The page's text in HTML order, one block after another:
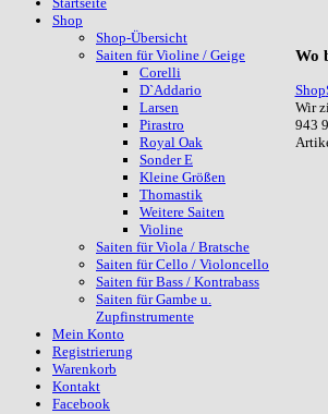
Wo
Shop
Wir
943
Shop
Shop-Übersicht
Saiten für Violine / Geige
Corelli
D`Addario
Larsen
Pirastro
Royal Oak
Sonder E
Kleine Größen
Thomastik
Weitere Saiten
Violine
Saiten für Viola / Bratsche
Saiten für Cello / Violoncello
Saiten für Bass / Kontrabass
Saiten für Gambe u.
Zupfinstrumente
Mein Konto
Registrierung
Warenkorb
Kontakt
Facebook